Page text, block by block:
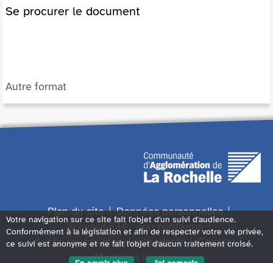
Se procurer le document
Autre format
Plan du site
Données personnelles
Accessibilité : non conforme
Accès sourds et malentendants
Contact
Mentions légales
Votre navigation sur ce site fait l'objet d'un suivi d'audience.
Conformément à la législation et afin de respecter votre vie privée,
ce suivi est anonyme et ne fait l'objet d'aucun traitement croisé.